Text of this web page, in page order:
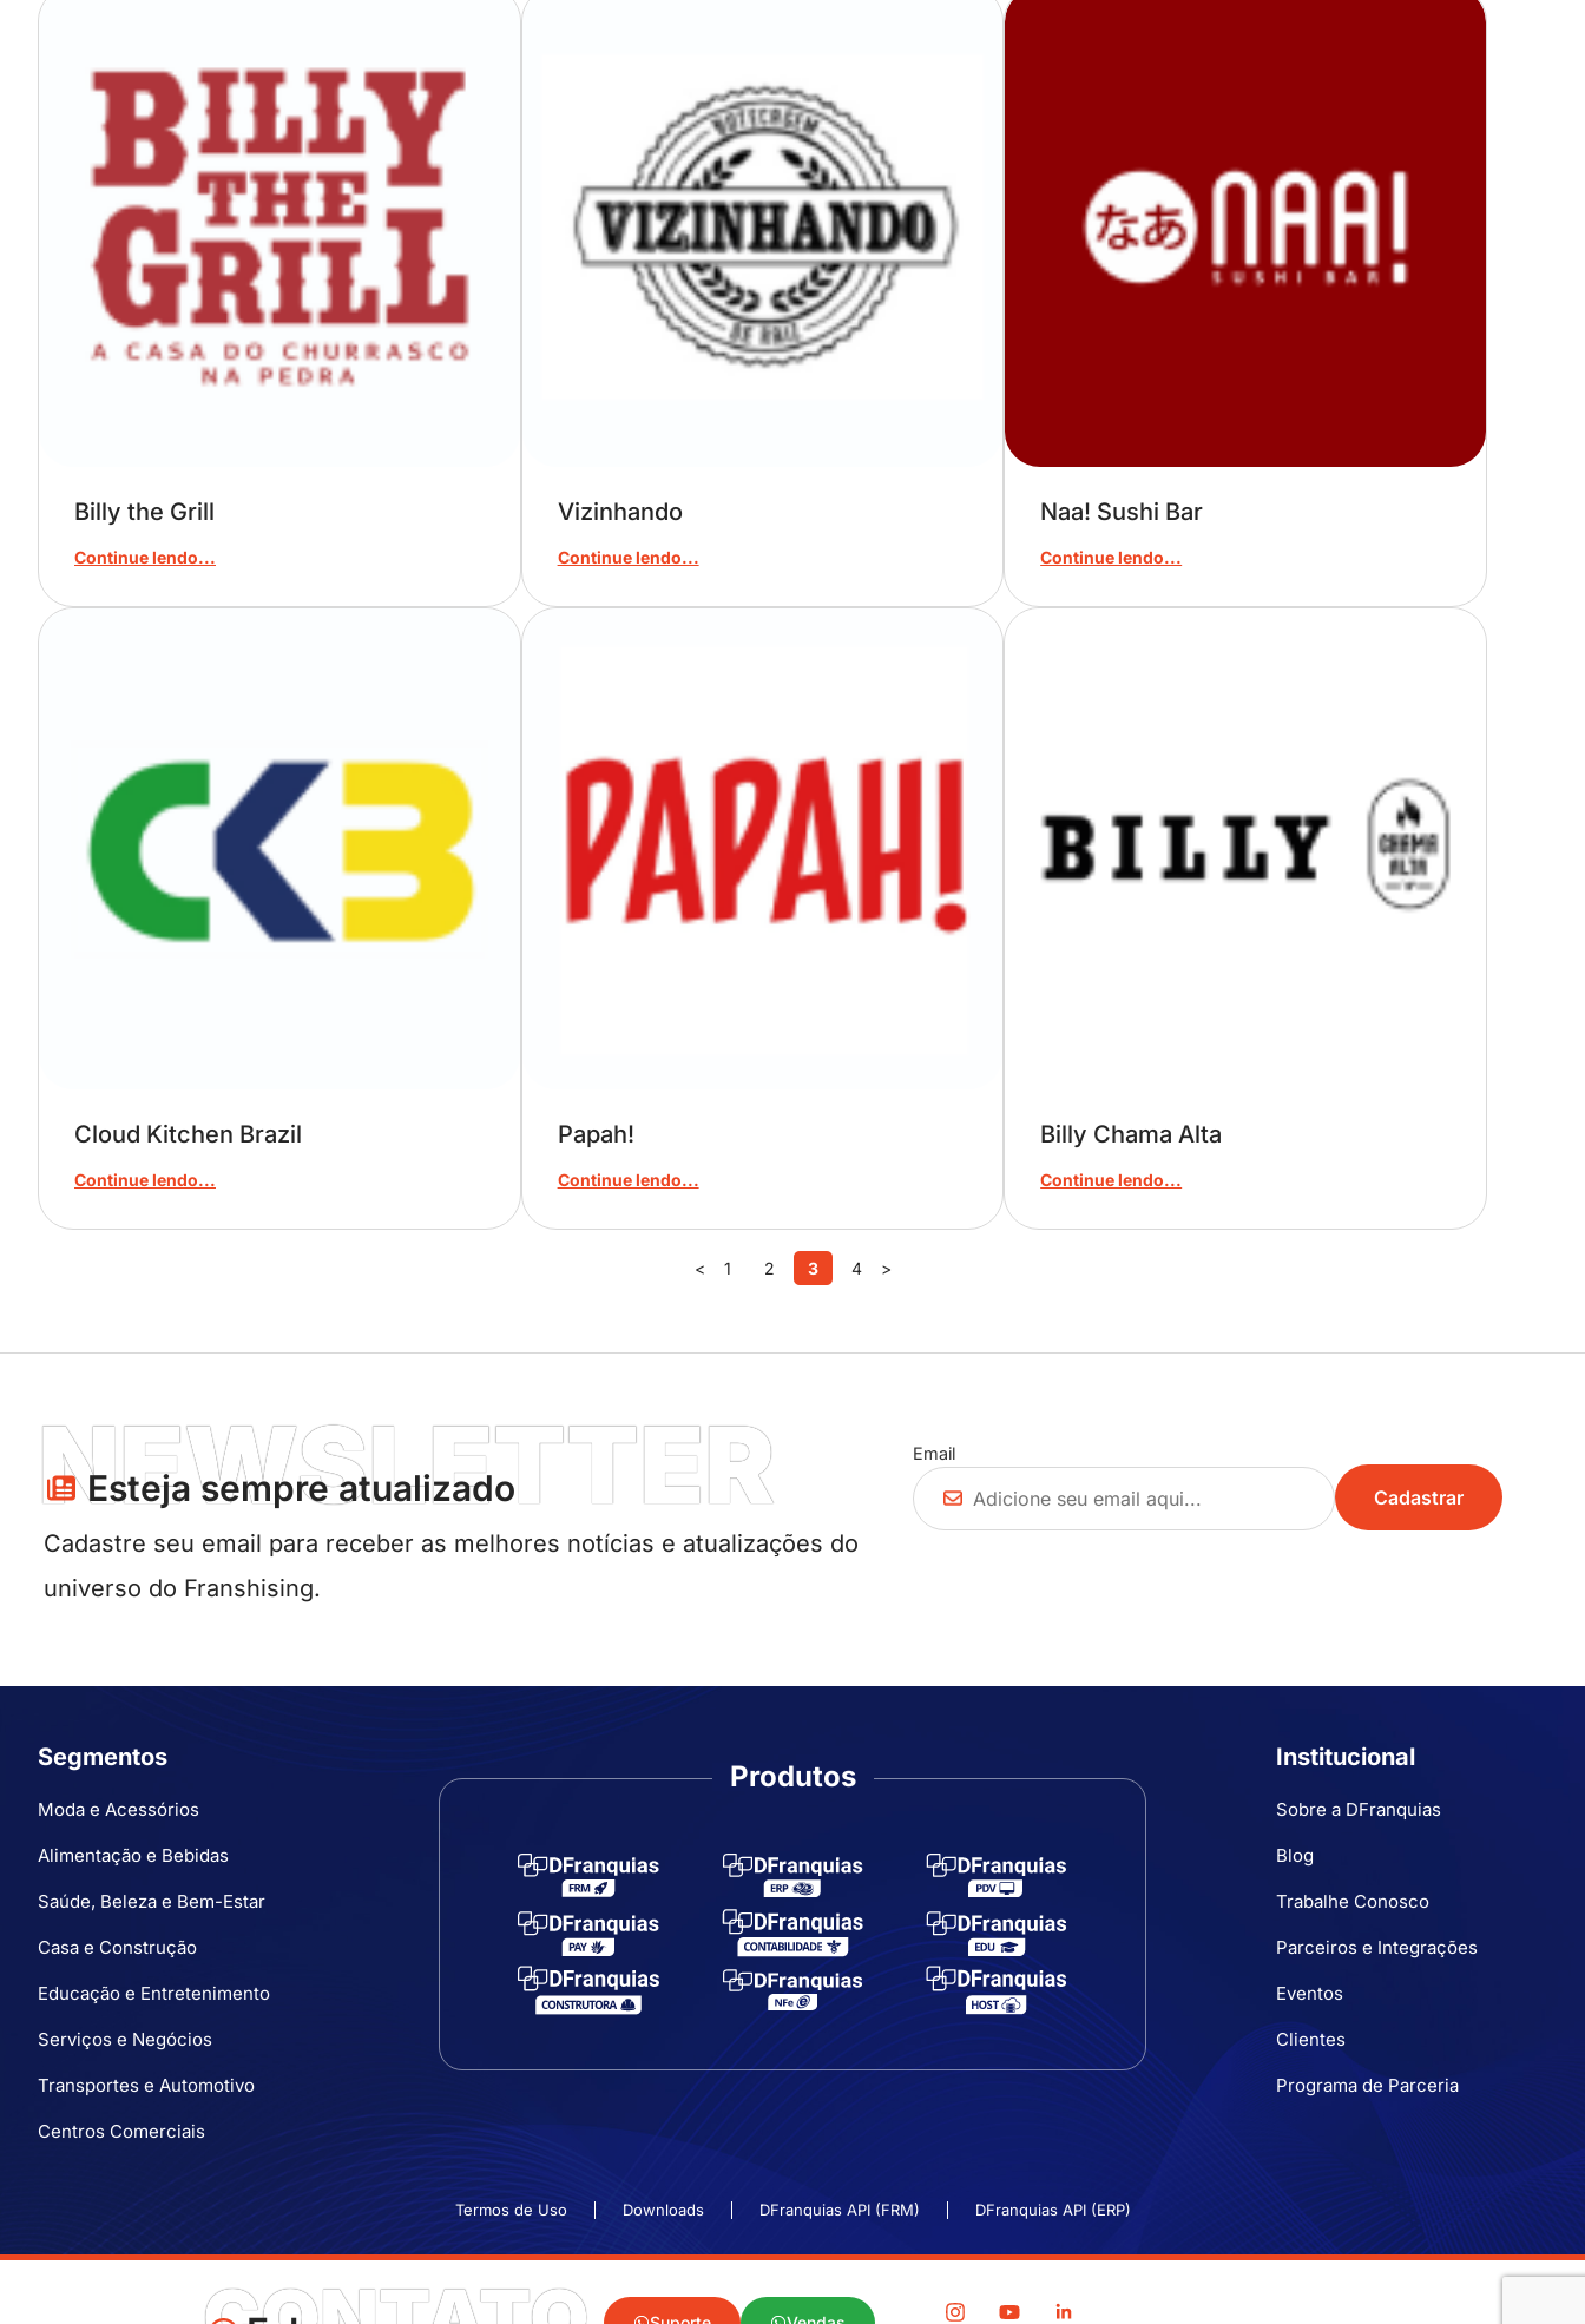
Billy the Grill
Continue lendo...
Vizinhando
Continue lendo...
Naa! Sushi Bar
Continue lendo...
Cloud Kitchen Brazil
Continue lendo...
Papah!
Continue lendo...
Billy Chama Alta
Continue lendo...
< 1 2 3 4 >
NEWSLETTER
Esteja sempre atualizado​
Cadastre seu email para receber as melhores notícias e atualizações do
universo do Franshising.
Email
Segmentos
Moda e Acessórios
Alimentação e Bebidas
Saúde, Beleza e Bem-Estar
Casa e Construção
Educação e Entretenimento
Serviços e Negócios
Transportes e Automotivo
Centros Comerciais
Produtos
Institucional
Sobre a DFranquias
Blog
Trabalhe Conosco
Parceiros e Integrações
Eventos
Clientes
Programa de Parceria
Termos de Uso Downloads DFranquias API (FRM) DFranquias API (ERP)